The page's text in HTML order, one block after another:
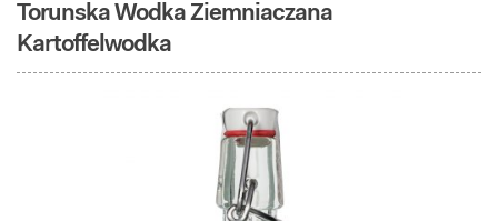
Torunska Wodka Ziemniaczana
Kartoffelwodka